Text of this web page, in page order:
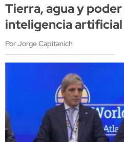
Tierra, agua y poder
inteligencia artificial
Por Jorge Capitanich